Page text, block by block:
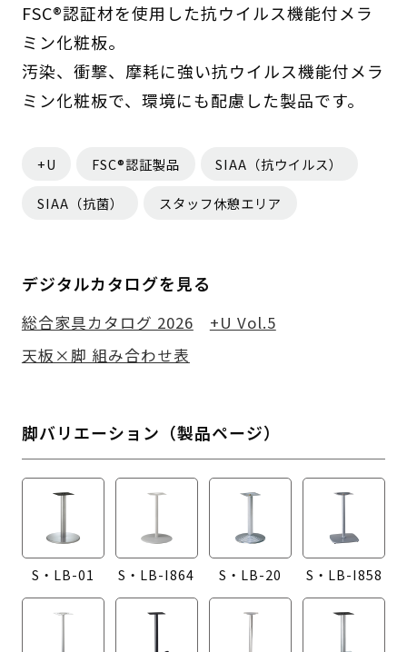
FSC®認証材を使用した抗ウイルス機能付メラ
ミン化粧板。
汚染、衝撃、摩耗に強い抗ウイルス機能付メラ
ミン化粧板で、環境にも配慮した製品です。
+U FSC®認証製品 SIAA（抗ウイルス）
SIAA（抗菌） スタッフ休憩エリア
デジタルカタログを見る
総合家具カタログ 2026
+U Vol.5
天板×脚 組み合わせ表
脚バリエーション（製品ページ）
S・LB-01 S・LB-I864 S・LB-20 S・LB-I858